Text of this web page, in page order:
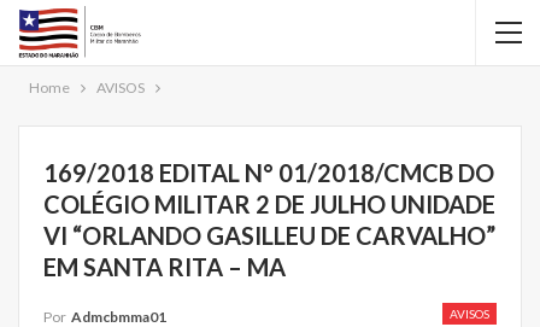
Home AVISOS
169/2018 EDITAL N° 01/2018/CMCB DO
COLÉGIO MILITAR 2 DE JULHO UNIDADE
VI “ORLANDO GASILLEU DE CARVALHO”
EM SANTA RITA – MA
AVISOS
Por Admcbmma01